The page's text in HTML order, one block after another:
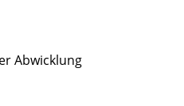
Abwicklung